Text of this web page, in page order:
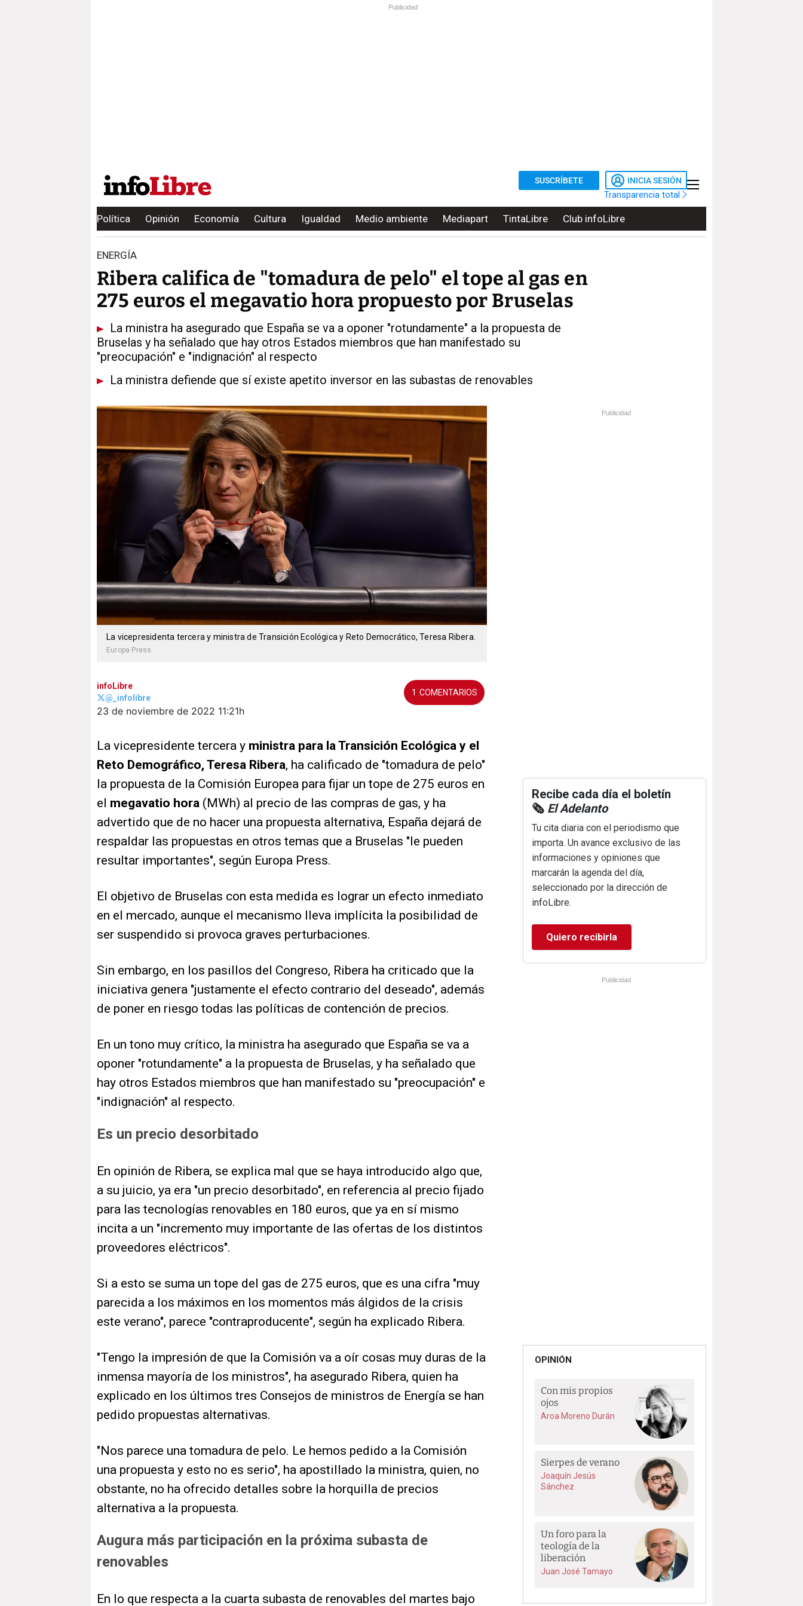
Publicidad
SUSCRÍBETE INICIA SESIÓN
Transparencia total
Política Opinión Economía Cultura Igualdad Medio ambiente Mediapart TintaLibre Club infoLibre
ENERGÍA
Ribera califica de "tomadura de pelo" el tope al gas en
275 euros el megavatio hora propuesto por Bruselas
La ministra ha asegurado que España se va a oponer "rotundamente" a la propuesta de
Bruselas y ha señalado que hay otros Estados miembros que han manifestado su
"preocupación" e "indignación" al respecto
La ministra defiende que sí existe apetito inversor en las subastas de renovables
La vicepresidenta tercera y ministra de Transición Ecológica y Reto Democrático, Teresa Ribera.
Europa Press
infoLibre
@_infolibre
23 de noviembre de 2022 11:21h
1
La vicepresidente tercera y ministra para la Transición Ecológica y el
Reto Demográfico, Teresa Ribera, ha calificado de "tomadura de pelo"
la propuesta de la Comisión Europea para fijar un tope de 275 euros en
el megavatio hora (MWh) al precio de las compras de gas, y ha
advertido que de no hacer una propuesta alternativa, España dejará de
respaldar las propuestas en otros temas que a Bruselas "le pueden
resultar importantes", según Europa Press.
El objetivo de Bruselas con esta medida es lograr un efecto inmediato
en el mercado, aunque el mecanismo lleva implícita la posibilidad de
ser suspendido si provoca graves perturbaciones.
Sin embargo, en los pasillos del Congreso, Ribera ha criticado que la
iniciativa genera "justamente el efecto contrario del deseado", además
de poner en riesgo todas las políticas de contención de precios.
En un tono muy crítico, la ministra ha asegurado que España se va a
oponer "rotundamente" a la propuesta de Bruselas, y ha señalado que
hay otros Estados miembros que han manifestado su "preocupación" e
"indignación" al respecto.
Es un precio desorbitado
En opinión de Ribera, se explica mal que se haya introducido algo que,
a su juicio, ya era "un precio desorbitado", en referencia al precio fijado
para las tecnologías renovables en 180 euros, que ya en sí mismo
incita a un "incremento muy importante de las ofertas de los distintos
proveedores eléctricos".
Si a esto se suma un tope del gas de 275 euros, que es una cifra "muy
parecida a los máximos en los momentos más álgidos de la crisis
este verano", parece "contraproducente", según ha explicado Ribera.
"Tengo la impresión de que la Comisión va a oír cosas muy duras de la
inmensa mayoría de los ministros", ha asegurado Ribera, quien ha
explicado en los últimos tres Consejos de ministros de Energía se han
pedido propuestas alternativas.
"Nos parece una tomadura de pelo. Le hemos pedido a la Comisión
una propuesta y esto no es serio", ha apostillado la ministra, quien, no
obstante, no ha ofrecido detalles sobre la horquilla de precios
alternativa a la propuesta.
Augura más participación en la próxima subasta de
renovables
En lo que respecta a la cuarta subasta de renovables del martes bajo
Publicidad
Recibe cada día el boletín
🗞️ El Adelanto
Tu cita diaria con el periodismo que
importa. Un avance exclusivo de las
informaciones y opiniones que
marcarán la agenda del día,
seleccionado por la dirección de
infoLibre.
Quiero recibirla
Publicidad
OPINIÓN
Con mis propios
ojos
Aroa Moreno Durán
Sierpes de verano
Joaquín Jesús
Sánchez
Un foro para la
teología de la
liberación
Juan José Tamayo